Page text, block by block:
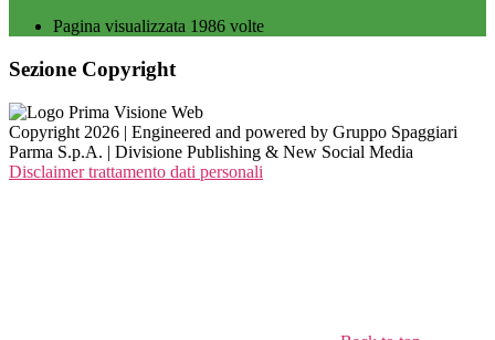
Pagina visualizzata 1986 volte
Sezione Copyright
Copyright 2026 | Engineered and powered by Gruppo Spaggiari
Parma S.p.A. | Divisione Publishing & New Social Media
Disclaimer trattamento dati personali